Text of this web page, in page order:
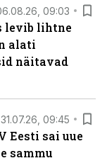
09:03
levib lihtne
alati
näitavad
31.07.26, 09:45
Eesti sai uue
sammu